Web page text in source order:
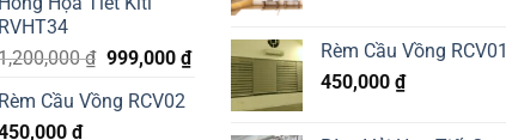
900,000 ₫.
850,000 ₫.
RVHT34
₫ Original
was:
999,000 ₫Current
999,000 ₫.
Rèm Cầu Vồng RCV02
₫
Rèm Cầu Vồng RCV01
450,000 ₫